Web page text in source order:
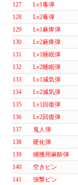
127
Lv1毒弾
128
Lv2毒弾
129
Lv1麻痺弾
130
Lv2麻痺弾
131
Lv1睡眠弾
132
Lv2睡眠弾
133
Lv1減気弾
134
Lv2減気弾
135
Lv1回復弾
136
Lv2回復弾
137
鬼人弾
138
硬化弾
139
捕獲用麻酔弾
140
空きビン
141
強撃ビン